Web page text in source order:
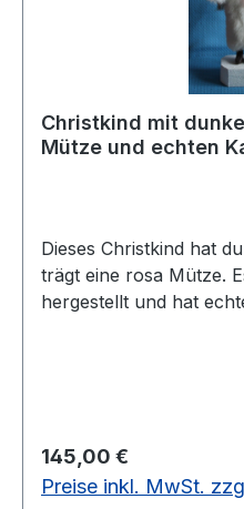
Christkind mit
Mütze und echten
Dieses Christkind hat
trägt eine rosa Mütze.
hergestellt und hat
Regulärer Preis:
145,00 €
Preise inkl. MwSt.